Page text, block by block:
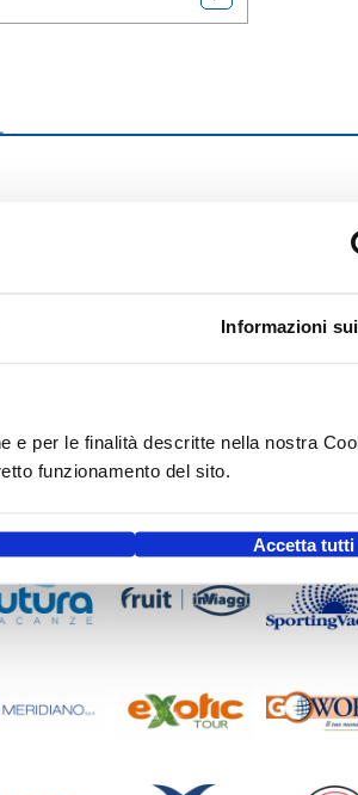
Informazioni
e per le finalità descritte nella nostra
funzionamento del sito.
Accetta tutti